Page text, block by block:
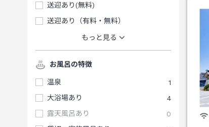
送迎あり(無料)
送迎あり（有料・無料）
もっと見る
お風呂の特徴
温泉
1
大浴場あり
4
露天風呂あり
0